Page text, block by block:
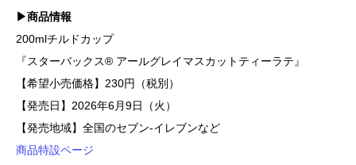
▶商品情報
200mlチルドカップ
『スターバックス® アールグレイマスカットティーラテ』
【希望小売価格】230円（税別）
【発売日】2026年6月9日（火）
【発売地域】全国のセブン‐イレブンなど
商品特設ページ